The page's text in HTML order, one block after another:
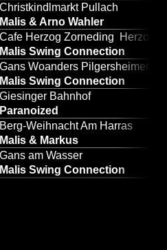
Christkindlmarkt Pullach
Malis & Arno Wahler
Cafe Herzog Zorneding Herzog-
Malis Swing Connection
Gans Woanders Pilgersheimerstr.
Malis Swing Connection
Giesinger Bahnhof
Paranoized
Berg-Weihnacht Am Harras
Malis & Markus
Gans am Wasser
Malis Swing Connection